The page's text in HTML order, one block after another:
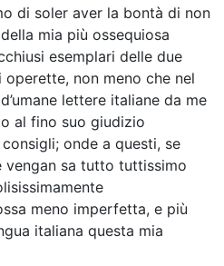
di soler aver la bontà di non
mia più ossequiosa
esemplari delle due
non meno che nel
lettere italiane da me
al fino suo giudizio
onde a questi, se
vengan sa tutto tuttissimo
meno imperfetta, e più
italiana questa mia